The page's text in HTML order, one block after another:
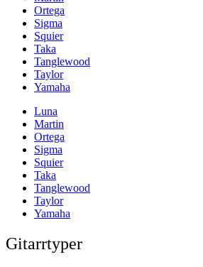
Ortega
Sigma
Squier
Taka
Tanglewood
Taylor
Yamaha
Luna
Martin
Ortega
Sigma
Squier
Taka
Tanglewood
Taylor
Yamaha
Gitarrtyper